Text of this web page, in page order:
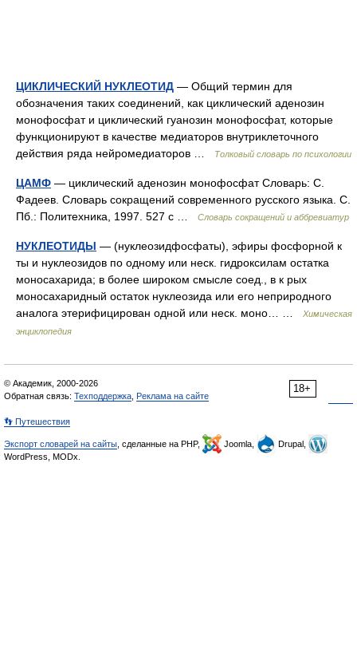
ЦИКЛИЧЕСКИЙ НУКЛЕОТИД — Общий термин для
обозначения таких соединений, как циклический аденозин
монофосфат и циклический гуанозин монофосфат, которые
функционируют в качестве медиаторов внутриклеточного
действия ряда нейромедиаторов …
Толковый словарь по психологии
ЦАМФ — циклический аденозин монофосфат Словарь: С.
Фадеев. Словарь сокращений современного русского языка. С.
Пб.: Политехника, 1997. 527 с …
Словарь сокращений и аббревиатур
НУКЛЕОТИДЫ — (нуклеозидфосфаты), эфиры фосфорной к
ты и нуклеозидов по одному или неск. гидроксилам остатка
моносахарида; в более широком смысле соед., в к рых
моносахаридный остаток нуклеозида или его неприродного
аналога этерифицирован одной или неск. моно… …
Химическая
энциклопедия
18+
© Академик, 2000-2026
Обратная связь: Техподдержка Реклама на сайте
👣 Путешествия
Экспорт словарей на сайты , сделанные на PHP, Joomla,
Drupal,
WordPress, MODx.